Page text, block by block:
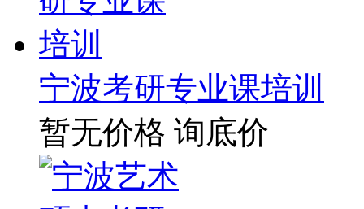
宁波考研专业课培训
暂无价格 询底价